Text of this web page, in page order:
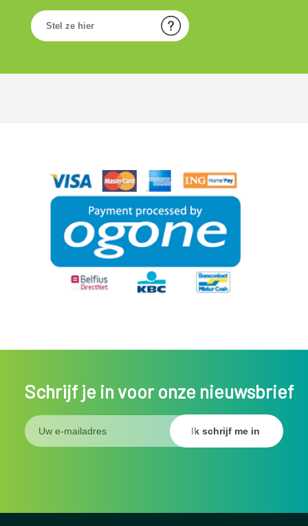
Schrijf je in voor onze nieuwsbrief